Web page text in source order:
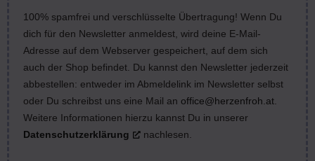
100% spamfrei und verschlüsselte Übertragung! Wenn Du
dich für den Newsletter anmeldest, wird deine E-Mail-
Adresse auf dem Webserver gespeichert, auf dem sich
auch der Shop befindet. Du kannst den Newsletter jederzeit
abbestellen: entweder im Abmeldelink im Newsletter selbst
oder Du schreibst uns eine Mail an office@herzenfroh.at.
Weitere Informationen hierzu kannst Du in unserer
Datenschutzerklärung
nachlesen.